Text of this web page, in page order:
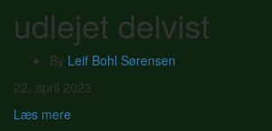
udlejet delvist
By Leif Bohl Sørensen
udlejet
22. april 2023
Læs mere